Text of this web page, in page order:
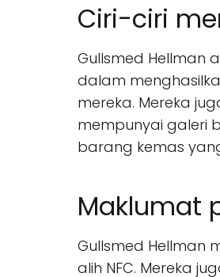
Ciri-ciri
Gullsmed Hellman
dalam
mereka. Mereka
mempunyai galeri
barang kemas
Maklumat
Gullsmed Hellman
alih NFC. Mereka